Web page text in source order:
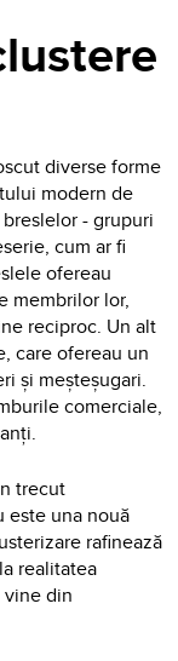
diverse forme
modern de
- grupuri
cum ar fi
ofereau
membrilor lor,
reciproc. Un alt
care ofereau un
și meșteșugari.
comerciale,
trecut
este una nouă
rafinează
realitatea
din